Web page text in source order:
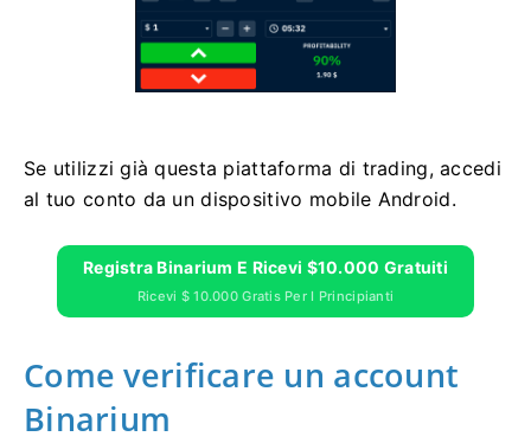
Se utilizzi già questa piattaforma di trading, accedi
al tuo conto da un dispositivo mobile Android.
Registra Binarium E Ricevi $10.000 Gratuiti
Ricevi $ 10.000 Gratis Per I Principianti
Come verificare un account
Binarium